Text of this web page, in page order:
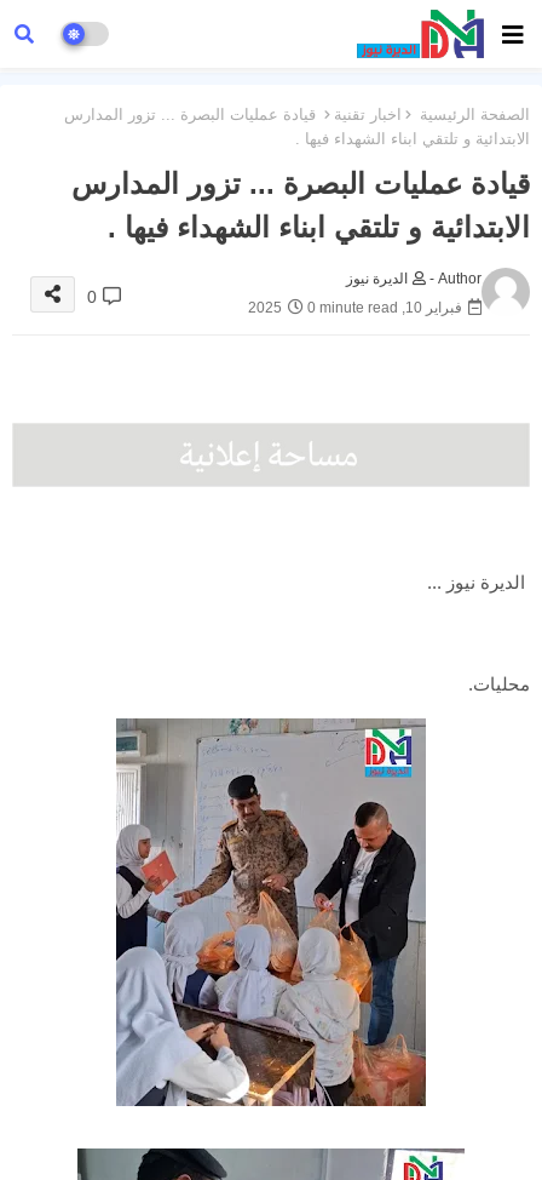
الصفحة الرئيسية اخبار تقنية
قيادة عمليات البصرة ... تزور المدارس
الابتدائية و تلتقي ابناء الشهداء فيها .
قيادة عمليات البصرة ... تزور المدارس
الابتدائية و تلتقي ابناء الشهداء فيها .
Author -
الديرة نيوز
فبراير 10, 2025
0 minute read
0
الديرة نيوز ...
محليات.